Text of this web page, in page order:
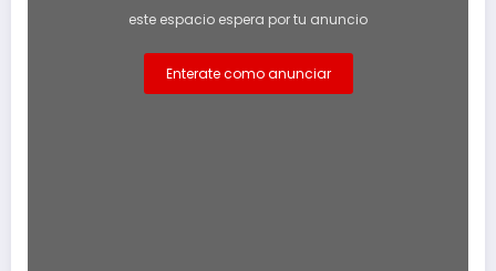
este espacio espera por tu anuncio
Enterate como anunciar